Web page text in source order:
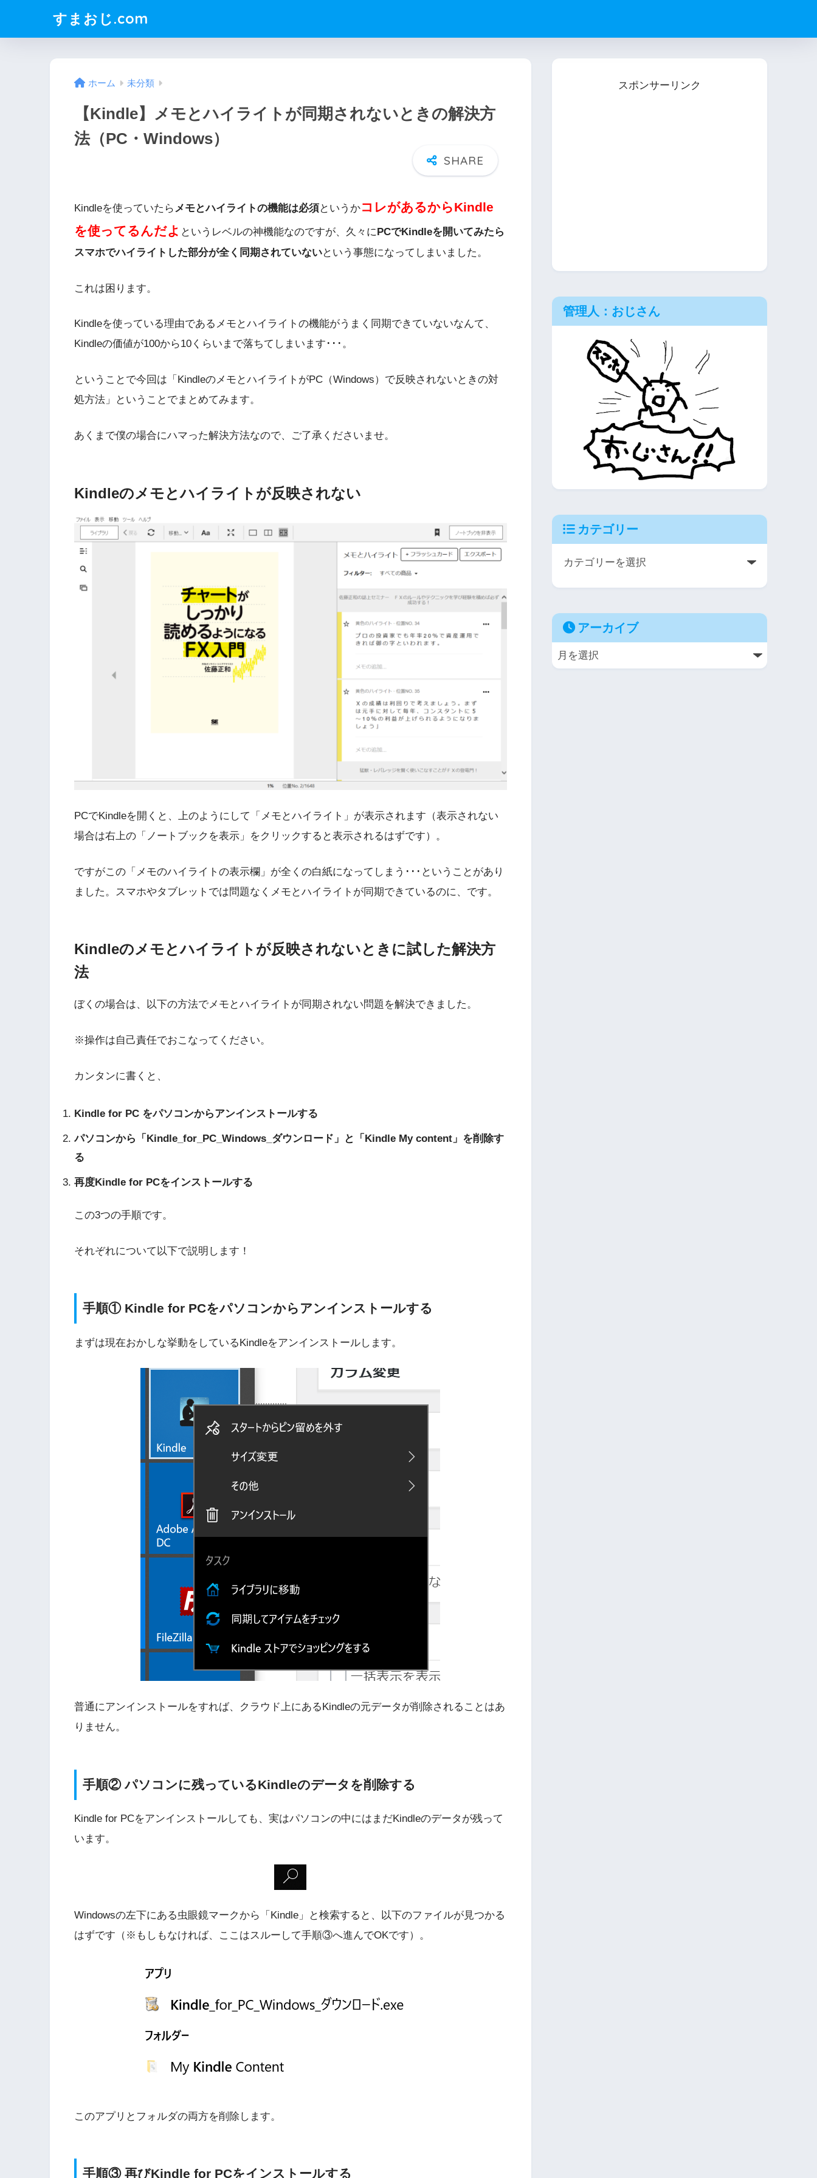
すまおじ.com
ホーム 未分類
【Kindle】メモとハイライトが同期されないときの解決方
法（PC・Windows）
Kindleを使っていたらメモとハイライトの機能は必須というかコレがあるからKindle
を使ってるんだよ というレベルの神機能なのですが、久々にPCでKindleを開いてみたら
スマホでハイライトした部分が全く同期されていないという事態になってしまいました。
これは困ります。
Kindleを使っている理由であるメモとハイライトの機能がうまく同期できていないなんて、
Kindleの価値が100から10くらいまで落ちてしまいます･･･。
ということで今回は「KindleのメモとハイライトがPC（Windows）で反映されないときの対
処方法」ということでまとめてみます。
あくまで僕の場合にハマった解決方法なので、ご了承くださいませ。
Kindleのメモとハイライトが反映されない
PCでKindleを開くと、上のようにして「メモとハイライト」が表示されます（表示されない
場合は右上の「ノートブックを表示」をクリックすると表示されるはずです）。
ですがこの「メモのハイライトの表示欄」が全くの白紙になってしまう･･･ということがあり
ました。スマホやタブレットでは問題なくメモとハイライトが同期できているのに、です。
Kindleのメモとハイライトが反映されないときに試した解決方
法
ぼくの場合は、以下の方法でメモとハイライトが同期されない問題を解決できました。
※操作は自己責任でおこなってください。
カンタンに書くと、
Kindle for PC をパソコンからアンインストールする
パソコンから「Kindle_for_PC_Windows_ダウンロード」と「Kindle My content」を削除す
る
再度Kindle for PCをインストールする
この3つの手順です。
それぞれについて以下で説明します！
手順① Kindle for PCをパソコンからアンインストールする
まずは現在おかしな挙動をしているKindleをアンインストールします。
普通にアンインストールをすれば、クラウド上にあるKindleの元データが削除されることはあ
りません。
手順② パソコンに残っているKindleのデータを削除する
Kindle for PCをアンインストールしても、実はパソコンの中にはまだKindleのデータが残って
います。
Windowsの左下にある虫眼鏡マークから「Kindle」と検索すると、以下のファイルが見つかる
はずです（※もしもなければ、ここはスルーして手順③へ進んでOKです）。
このアプリとフォルダの両方を削除します。
手順③ 再びKindle for PCをインストールする
スポンサーリンク
管理人：おじさん
カテゴリー
アーカイブ